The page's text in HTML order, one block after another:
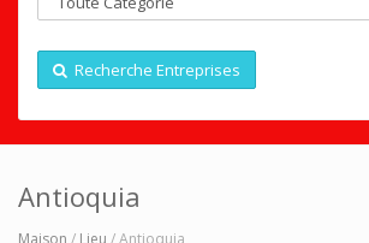
Recherche Entreprises
Antioquia
Maison / Lieu / Antioquia